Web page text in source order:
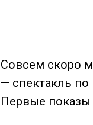
Совсем скоро
— спектакль
Первые показы